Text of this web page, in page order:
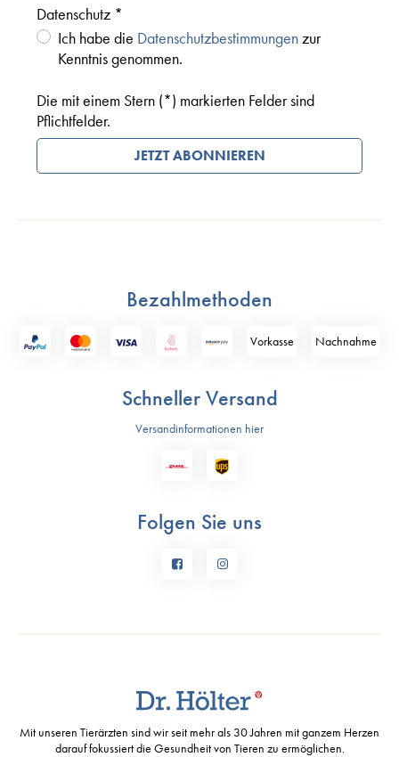
Datenschutz *
Ich habe die Datenschutzbestimmungenzur
Kenntnis genommen.
Die mit einem Stern (*) markierten Felder sind
Pflichtfelder.
JETZT ABONNIEREN
Bezahlmethoden
Vorkasse Nach­nahme
Schneller Versand
Versandinformationen hier
Folgen Sie uns
Mit unseren Tierärzten sind wir seit mehr als 30 Jahren mit ganzem Herzen
darauf fokussiert die Gesundheit von Tieren zu ermöglichen.